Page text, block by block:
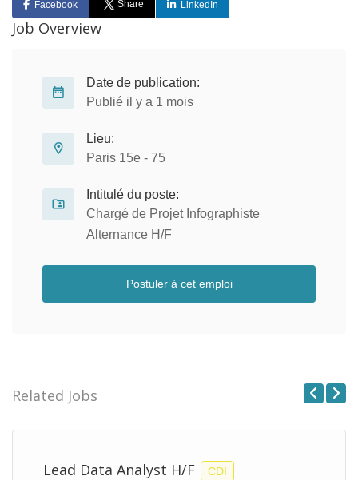
Facebook Share LinkedIn
Job Overview
Date de publication:
Publié il y a 1 mois
Lieu:
Paris 15e - 75
Intitulé du poste:
Chargé de Projet Infographiste
Alternance H/F
Postuler à cet emploi
Related Jobs
Lead Data Analyst H/F CDI